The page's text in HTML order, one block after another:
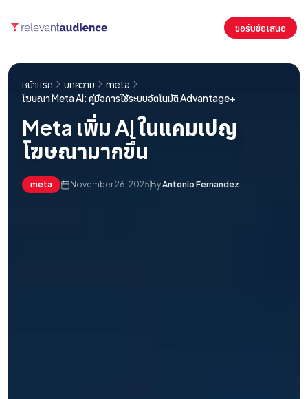
ขอรับข้อเสนอ
หน้าแรก บทความ
meta
โฆษณา Meta AI: คู่มือการใช้ระบบอัตโนมัติ Advantage+
Meta เพิ่ม AI ในแคมเปญ
โฆษณามากขึ้น
meta November 26, 2025 ByAntonio Fernandez